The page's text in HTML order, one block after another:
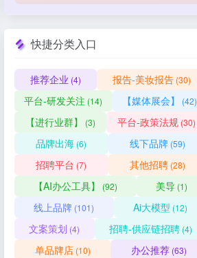
快捷分类入口
推荐企业 (4) 报告-美妆报告 (30)
平台-研发关注 (14) 【媒体展会】 (42)
【进行业群】 (3) 平台-政策法规 (30)
品牌出海 (6) 线下品牌(59)
招聘平台 (7) 其他招聘(28)
【AI办公工具】 (92) 美导 (1)
线上品牌 (101) Ai大模型 (12)
文案策划 (4) 招聘-供应链招聘(4)
单品牌店(10) 办公推荐(63)